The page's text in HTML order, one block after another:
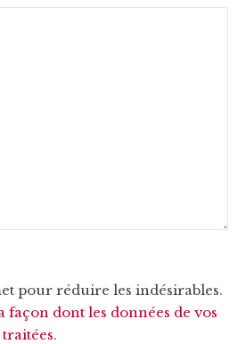
pour réduire les indésirables.
façon dont les données de vos
.